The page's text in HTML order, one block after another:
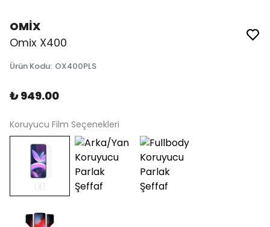
OMİX
Omix X400
Ürün Kodu: OX400PLS
₺ 949.00
Koruyucu Film Seçenekleri